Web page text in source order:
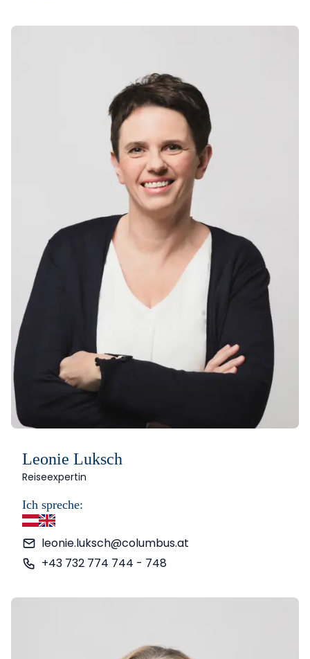
Leonie Luksch
Reiseexpertin
Ich spreche:
leonie.luksch@columbus.at
+43 732 774 744 - 748